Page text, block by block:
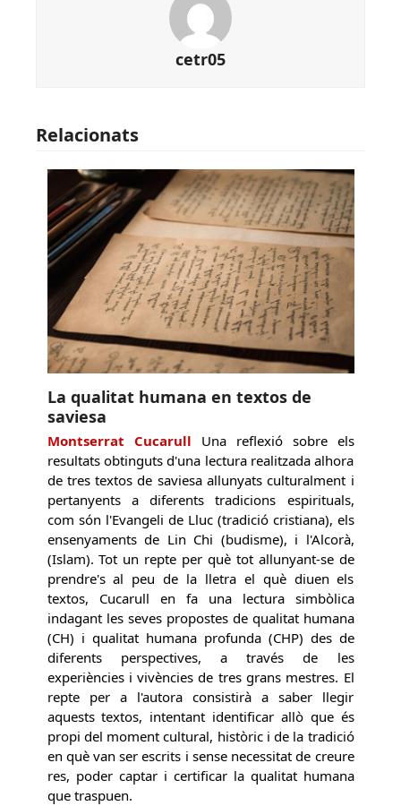
cetr05
Relacionats
La qualitat humana en textos de
saviesa
Montserrat Cucarull Una reflexió sobre els
resultats obtinguts d'una lectura realitzada alhora
de tres textos de saviesa allunyats culturalment i
pertanyents a diferents tradicions espirituals,
com són l'Evangeli de Lluc (tradició cristiana), els
ensenyaments de Lin Chi (budisme), i l'Alcorà,
(Islam). Tot un repte per què tot allunyant-se de
prendre's al peu de la lletra el què diuen els
textos, Cucarull en fa una lectura simbòlica
indagant les seves propostes de qualitat humana
(CH) i qualitat humana profunda (CHP) des de
diferents perspectives, a través de les
experiències i vivències de tres grans mestres. El
repte per a l'autora consistirà a saber llegir
aquests textos, intentant identificar allò que és
propi del moment cultural, històric i de la tradició
en què van ser escrits i sense necessitat de creure
res, poder captar i certificar la qualitat humana
que traspuen.